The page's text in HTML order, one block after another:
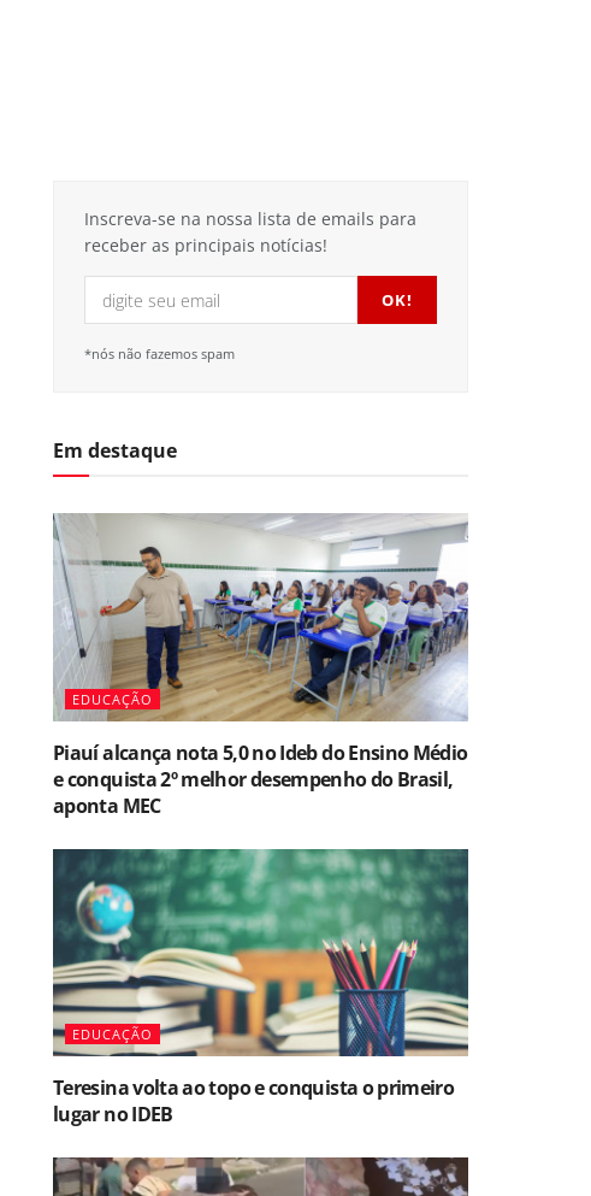
Inscreva-se na nossa lista de emails para
receber as principais notícias!
*nós não fazemos spam
Em destaque
EDUCAÇÃO
Piauí alcança nota 5,0 no Ideb do Ensino Médio
e conquista 2º melhor desempenho do Brasil,
aponta MEC
EDUCAÇÃO
Teresina volta ao topo e conquista o primeiro
lugar no IDEB